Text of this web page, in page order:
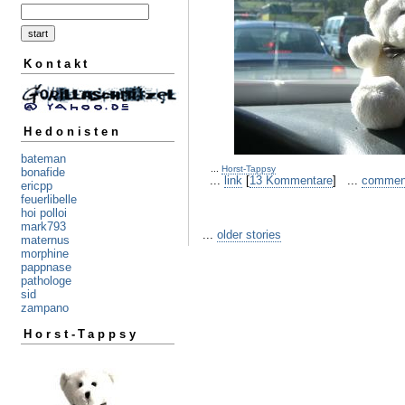
Kontakt
Hedonisten
bateman
bonafide
ericpp
feuerlibelle
hoi polloi
mark793
maternus
morphine
pappnase
pathologe
sid
zampano
Horst-Tappsy
Horst-Tappsy
... link [13 Kommentare] ...
... older stories